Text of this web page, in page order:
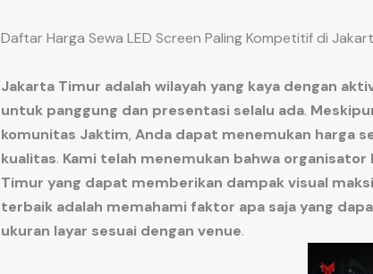
Daftar Harga Sewa LED Screen Paling Kompetitif di
Jakarta Timur adalah wilayah yang kaya dengan
untuk panggung dan presentasi selalu ada.
komunitas Jaktim, Anda dapat menemukan harga
kualitas. Kami telah menemukan bahwa organisator
Timur yang dapat memberikan dampak visual
terbaik adalah memahami faktor apa saja yang
ukuran layar sesuai dengan venue.